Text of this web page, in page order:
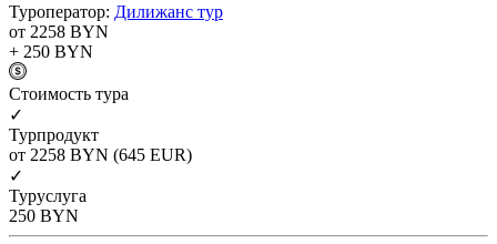
Туроператор: Дилижанс тур
от 2258 BYN
+ 250 BYN
Cтоимость тура
✓
Турпродукт
от 2258 BYN (645 EUR)
✓
Туруслуга
250 BYN